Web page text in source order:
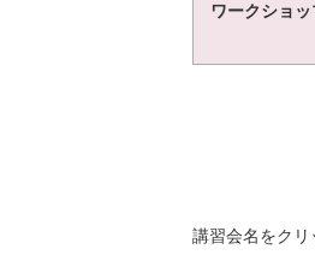
ワークショ
講習会名をクリ